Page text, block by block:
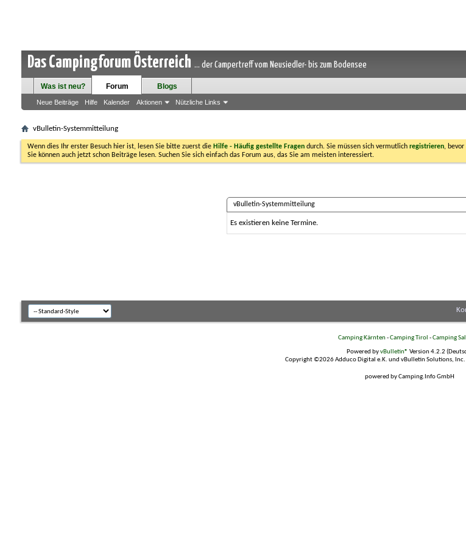
Das Campingforum Österreich ... der Campertreff vom Neusiedler- bis zum Bodensee
Was ist neu? Forum
Neue Beiträge Hilfe Kalender Aktionen Nützliche Links
Blogs
vBulletin-Systemmitteilung
Wenn dies Ihr erster Besuch hier ist, lesen Sie bitte zuerst die Hilfe - Häufig gestellte Fragen durch. Sie müssen sich vermutlich registrieren,
Sie können auch jetzt schon Beiträge lesen. Suchen Sie sich einfach das Forum aus, das Sie am meisten interessiert.
vBulletin-Systemmitteilung
Es existieren keine Termine.
Camping Kärnten-Camping Tirol -Camping
Powered byvBulletin® Version 4.2.2
Copyright ©2026 Adduco Digital e.K. und vBulletin Solutions, Inc.
powered by Camping.Info GmbH